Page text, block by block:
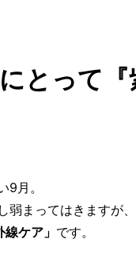
とって
9月。
弱まってはきますが
線ケア」 です。